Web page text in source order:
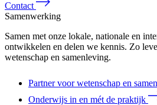
Contact
Samenwerking
Samen met onze lokale, nationale en
ontwikkelen en delen we kennis. Zo
wetenschap en samenleving.
Partner voor wetenschap en
Onderwijs in en mét de praktijk